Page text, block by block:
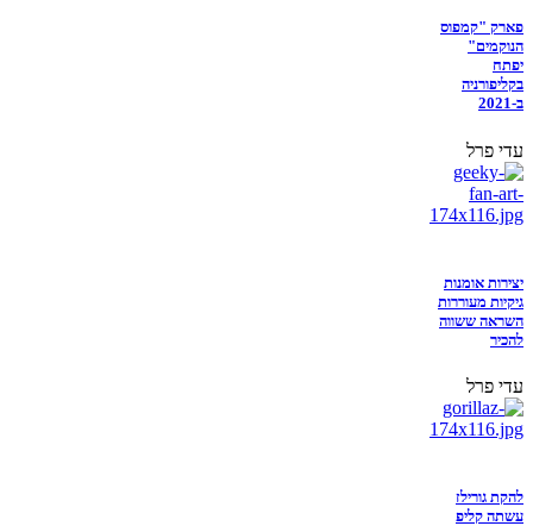
פארק "קמפוס
הנוקמים"
יפתח
בקליפורניה
ב-2021
עדי פרל
יצירות אומנות
גיקיות מעוררות
השראה ששווה
להכיר
עדי פרל
להקת גורילז
עשתה קליפ